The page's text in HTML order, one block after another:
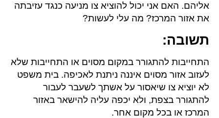
אליהם. האם אני יכול להוציא צו מניעה כנגד עזיבתה
את אזור המרכז? מה עלי לעשות?
תשובה:
התחייבות להתגורר במקום מסוים או התחייבות שלא
לעזוב אזור מסוים איננה ניתנת לאכיפה. בית משפט
לא יוציא צו שיאסור על אשתך לשעבר לעבור
להתגורר בצפת, ולא יכפה עליה להישאר באזור
המרכז או בכל מקום אחר.